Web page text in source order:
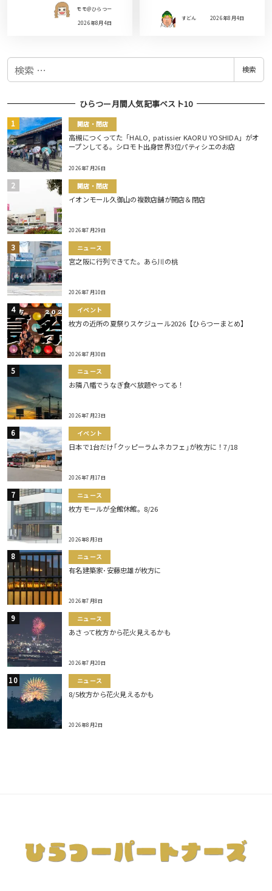
モモ＠ひらつー
2026年8月4日
すどん 2026年8月4日
検
検索
ひらつー月間人気記事ベスト10
開店・閉店
高槻につくってた「HALO, patissier KAORU YOSHIDA」がオ
ープンしてる。シロモト出身世界3位パティシエのお店
2026年7月26日
開店・閉店
イオンモール久御山の複数店舗が開店＆閉店
2026年7月29日
ニュース
宮之阪に行列できてた。あら川の桃
2026年7月10日
イベント
枚方の近所の夏祭りスケジュール2026【ひらつーまとめ】
2026年7月30日
ニュース
お隣八幡でうなぎ食べ放題やってる！
2026年7月23日
イベント
日本で1台だけ｢クッピーラムネカフェ｣が枚方に！7/18
2026年7月17日
ニュース
枚方モールが全館休館。8/26
2026年8月3日
ニュース
有名建築家･安藤忠雄が枚方に
2026年7月8日
ニュース
あさって枚方から花火見えるかも
2026年7月20日
ニュース
8/5枚方から花火見えるかも
2026年8月2日